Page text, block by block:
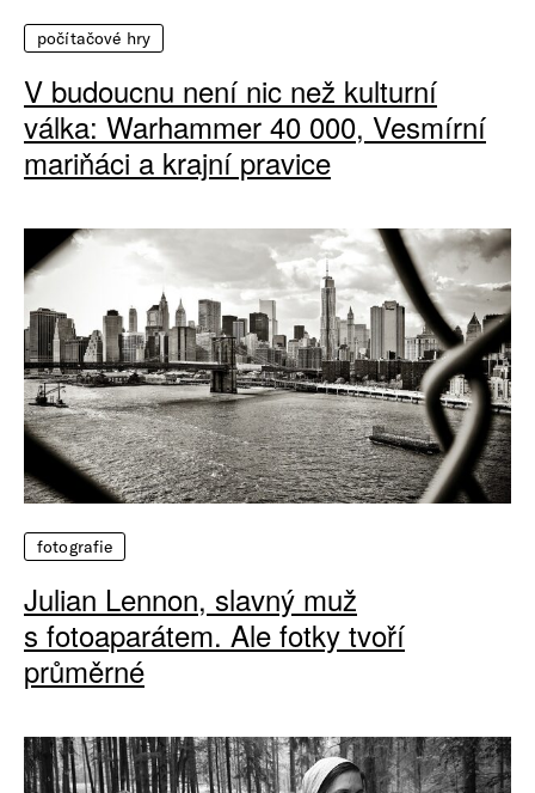
počítačové hry
V budoucnu není nic než kulturní
válka: Warhammer 40 000, Vesmírní
mariňáci a krajní pravice
fotografie
Julian Lennon, slavný muž
s fotoaparátem. Ale fotky tvoří
průměrné